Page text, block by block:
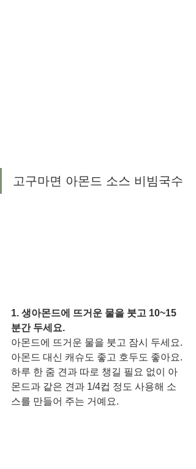
고구마면 아몬드 소스 비빔국수
1. 생아몬드에 뜨거운 물을 붓고 10~15
분간 두세요.
아몬드에 뜨거운 물을 붓고 잠시 두세요.
아몬드 대신 캐슈도 좋고 호두도 좋아요.
하루 한 줌 견과 따로 챙길 필요 없이 아
몬드과 같은 견과 1/4컵 정도 사용해 소
스를 만들어 주는 거예요.